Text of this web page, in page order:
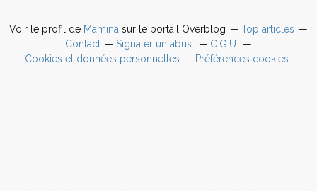
Voir le profil de Mamina sur le portail Overblog
Top articles
Contact
Signaler un abus
C.G.U.
Cookies et données personnelles
Préférences cookies